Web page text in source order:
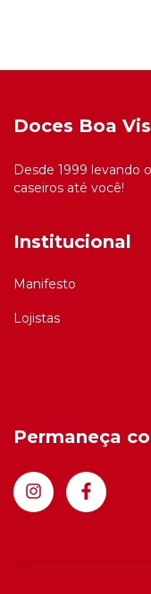
Doces Boa
Desde 1999 levando
caseiros até você!
Institucional
Manifesto
Lojistas
Permaneça